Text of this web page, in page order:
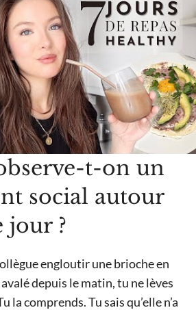
t-on un
social autour
jour ?
engloutir une brioche en
avalé depuis le matin, tu ne lèves
la comprends. Tu sais qu’elle n’a